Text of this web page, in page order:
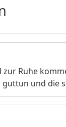
Ruhe
guttun und die